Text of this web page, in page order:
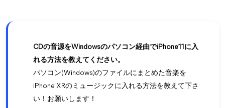
CDの音源をWindowsのパソコン経由でiPhone11に入
れる方法を教えてください。
パソコン(Windows)のファイルにまとめた音楽を
iPhone XRのミュージックに入れる方法を教えて下さ
い！お願いします！